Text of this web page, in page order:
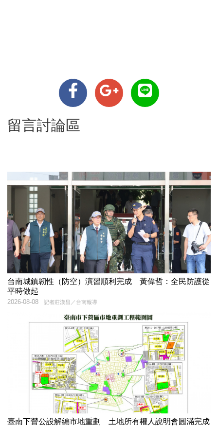
留言討論區
台南城鎮韌性（防空）演習順利完成 黃偉哲：全民防護從
平時做起
記者莊漢昌／台南報導
2026-08-08
臺南下營公設解編市地重劃 土地所有權人說明會圓滿完成